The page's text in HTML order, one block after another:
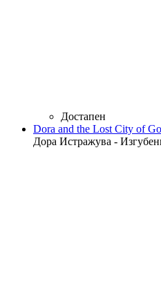
Достапен
Dora and the Lost City of
Дора Истражува -